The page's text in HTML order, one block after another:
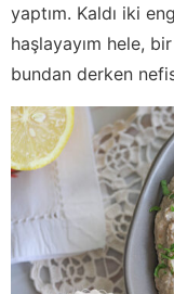
yaptım. Kaldı iki
haşlayayım hele,
bundan derken